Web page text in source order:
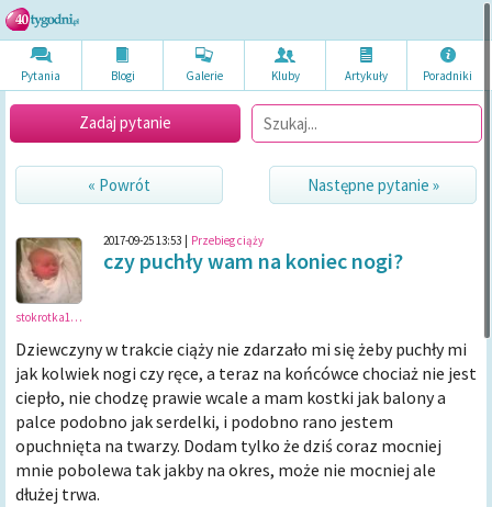
Pytania Blogi Galerie Kluby Artykuły Poradniki
Zadaj pytanie
« Powrót Następne pytanie »
stokrotka1992
2017-09-25 13:53 Przebieg ciąży
czy puchły wam na koniec nogi?
Dziewczyny w trakcie ciąży nie zdarzało mi się żeby puchły mi
jak kolwiek nogi czy ręce, a teraz na końcówce chociaż nie jest
ciepło, nie chodzę prawie wcale a mam kostki jak balony a
palce podobno jak serdelki, i podobno rano jestem
opuchnięta na twarzy. Dodam tylko że dziś coraz mocniej
mnie pobolewa tak jakby na okres, może nie mocniej ale
dłużej trwa.